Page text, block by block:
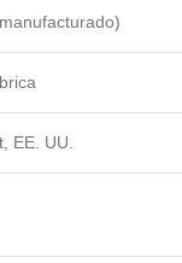
EE. UU.